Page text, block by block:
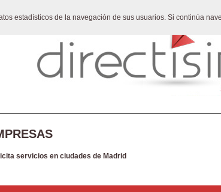
estadísticos de la navegación de sus usuarios. Si continúa
servicios en ciudades de Madrid